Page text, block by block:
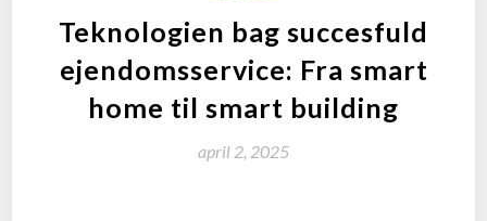
Teknologien bag succesfuld
ejendomsservice: Fra smart
home til smart building
april 2, 2025